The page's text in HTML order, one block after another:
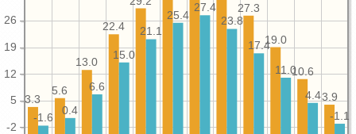
-2
5
12
19
26
3.9
10.6
19.0
27.3
22.4
13.0
5.6
3.3
-1.1
4.4
11.0
17.4
23.8
27.4
25.4
21.1
15.0
6.6
0.4
-1.6